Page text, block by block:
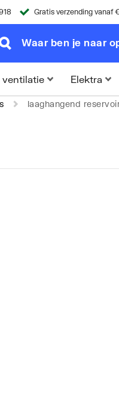
Gratis verzending vanaf
ventilatie Elektra
laaghangend